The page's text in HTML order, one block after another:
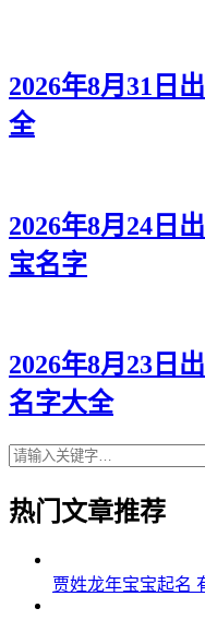
2026年8月31日
全
2026年8月24日
宝名字
2026年8月23日
名字大全
热门文章推荐
贾姓龙年宝宝起名